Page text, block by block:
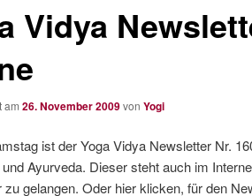
Vidya
am 26. November 2009von Yogi
ist der Yoga Vidya Newsletter Nr.
Ayurveda. Dieser steht auch im
zu gelangen. Oder hier klicken, für den